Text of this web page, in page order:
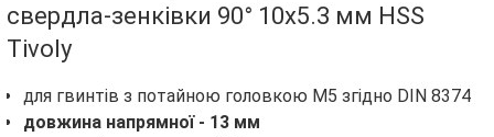
свердла-зенківки 90° 10х5.3 мм HSS
Tivoly
для гвинтів з потайною головкою М5 згідно DIN 8374
довжина напрямної - 13 мм